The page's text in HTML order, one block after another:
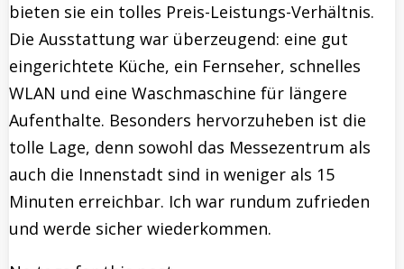
bieten sie ein tolles Preis-Leistungs-Verhältnis.
Die Ausstattung war überzeugend: eine gut
eingerichtete Küche, ein Fernseher, schnelles
WLAN und eine Waschmaschine für längere
Aufenthalte. Besonders hervorzuheben ist die
tolle Lage, denn sowohl das Messezentrum als
auch die Innenstadt sind in weniger als 15
Minuten erreichbar. Ich war rundum zufrieden
und werde sicher wiederkommen.